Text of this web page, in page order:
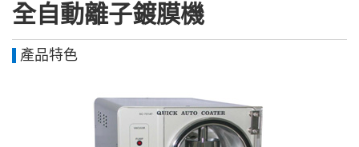
全自動離子鍍膜機
產品特色